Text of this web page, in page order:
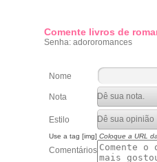
Comente livros de
Senha: adororomances
Nome
Nota
Estilo
Use a tag [img] Coloque a URL
Comentários